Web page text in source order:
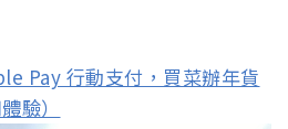
Pay 行動支付，買菜辦年貨
驗）